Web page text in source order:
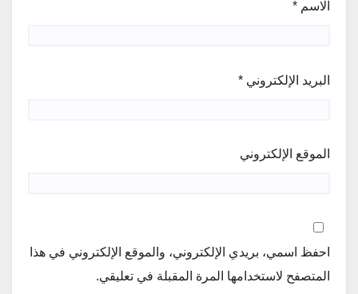
الاسم *
البريد الإلكتروني *
الموقع الإلكتروني
احفظ اسمي، بريدي الإلكتروني، والموقع الإلكتروني في هذا
المتصفح لاستخدامها المرة المقبلة في تعليقي.